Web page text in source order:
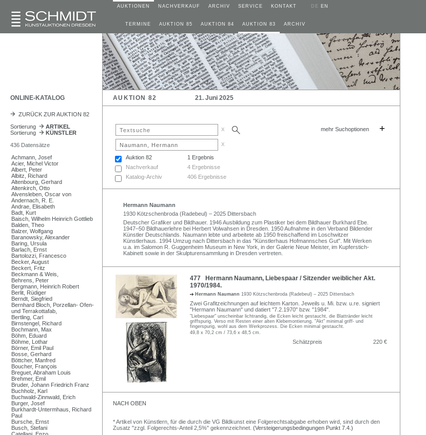
AUKTIONEN NACHVERKAUF ARCHIV SERVICE KONTAKT DE EN
TERMINE AUKTION 85 AUKTION 84 AUKTION 83 ARCHIV
ONLINE-KATALOG AUKTION 82 21. Juni 2025
ZURÜCK ZUR AUKTION 82
Sortierung
ARTIKEL
Sortierung
KÜNSTLER
436 Datensätze
Achmann, Josef
Acier, Michel Victor
Albert, Peter
Albitz, Richard
Altenbourg, Gerhard
Altenkirch, Otto
Alvensleben, Oscar von
Andernach, R. E.
Andrae, Elisabeth
Badt, Kurt
Baisch, Wilhelm Heinrich Gottlieb
Balden, Theo
Balzer, Wolfgang
Baranowsky, Alexander
Baring, Ursula
Barlach, Ernst
Bartolozzi, Francesco
Becker, August
Beckert, Fritz
Beckmann & Weis,
Behrens, Peter
Bergmann, Heinrich Robert
Berlit, Rüdiger
Berndt, Siegfried
Bernhard Bloch, Porzellan- Ofen-
und Terrakottafab,
Bertling, Carl
Birnstengel, Richard
Bochmann, Max
Böhm, Eduard
Böhme, Lothar
Börner, Emil Paul
Bosse, Gerhard
Böttcher, Manfred
Boucher, François
Breguet, Abraham Louis
Brehmer, Emil
Bruder, Johann Friedrich Franz
Buchholz, Karl
Buchwald-Zinnwald, Erich
Burger, Josef
Burkhardt-Untermhaus, Richard
Paul
Bursche, Ernst
Busch, Stefani
x mehr Suchoptionen +
x
Auktion 82
1 Ergebnis
Nachverkauf
4 Ergebnisse
Katalog-Archiv
406 Ergebnisse
Hermann Naumann
1930 Kötzschenbroda (Radebeul) – 2025 Dittersbach
Deutscher Grafiker und Bildhauer. 1946 Ausbildung zum Plastiker bei dem Bildhauer Burkhard Ebe.
1947–50 Bildhauerlehre bei Herbert Volwahsen in Dresden. 1950 Aufnahme in den Verband Bildender
Künstler Deutschlands. Naumann lebte und arbeitete ab 1950 freischaffend im Loschwitzer
Künstlerhaus. 1994 Umzug nach Dittersbach in das "Künstlerhaus Hofmannsches Gut". Mit Werken
u.a. im Salomon R. Guggenheim Museum in New York, in der Galerie Neue Meister, im Kupferstich-
Kabinett sowie in der Skulpturensammlung in Dresden vertreten.
477 Hermann Naumann, Liebespaar / Sitzender weiblicher Akt.
1970/1984.
Hermann Naumann 1930 Kötzschenbroda (Radebeul) – 2025 Dittersbach
Zwei Grafitzeichnungen auf leichtem Karton. Jeweils u. Mi. bzw. u.re. signiert
"Hermann Naumann" und datiert "7.2.1970" bzw. "1984".
"Liebespaar" unscheinbar lichtrandig, die Ecken leicht gestaucht, die Blattränder leicht
griffspurig. Verso mit Resten einer alten Klebemontierung. "Akt" minimal griff- und
fingerspurig, wohl aus dem Werkprozess. Die Ecken minimal gestaucht.
49,8 x 70,2 cm / 73,6 x 48,5 cm.
Schätzpreis 220 €
NACH OBEN
* Artikel von Künstlern, für die durch die VG Bildkunst eine Folgerechtsabgabe erhoben wird, sind durch den
Zusatz "zzgl. Folgerechts-Anteil 2,5%" gekennzeichnet. (Versteigerungsbedingungen Punkt 7.4.)